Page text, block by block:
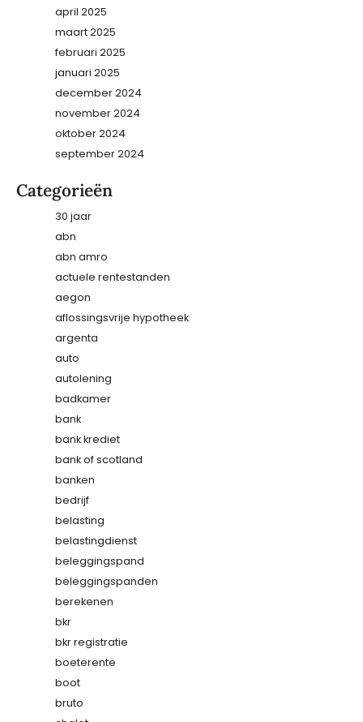
april 2025
maart 2025
februari 2025
januari 2025
december 2024
november 2024
oktober 2024
september 2024
Categorieën
30 jaar
abn
abn amro
actuele rentestanden
aegon
aflossingsvrije hypotheek
argenta
auto
autolening
badkamer
bank
bank krediet
bank of scotland
banken
bedrijf
belasting
belastingdienst
beleggingspand
beleggingspanden
berekenen
bkr
bkr registratie
boeterente
boot
bruto